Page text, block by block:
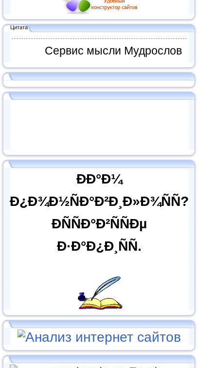
Цитата
Сервис мысли Мудрослов
ÐÐ°Ð¼
Ð¿Ð¾Ð½ÑÐ°Ð²Ð¸Ð»Ð¾ÑÑ?
ÐÑÑÐ°Ð²ÑÑÐµ
Ð·Ð°Ð¿Ð¸ÑÑ.